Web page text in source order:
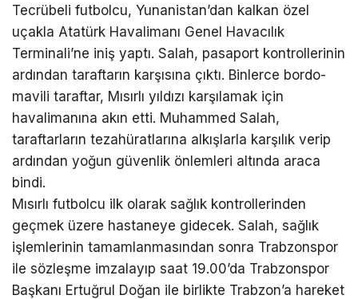
Tecrübeli futbolcu, Yunanistan’dan kalkan özel
uçakla Atatürk Havalimanı Genel Havacılık
Terminali’ne iniş yaptı. Salah, pasaport kontrollerinin
ardından taraftarın karşısına çıktı. Binlerce bordo-
mavili taraftar, Mısırlı yıldızı karşılamak için
havalimanına akın etti. Muhammed Salah,
taraftarların tezahüratlarına alkışlarla karşılık verip
ardından yoğun güvenlik önlemleri altında araca
bindi.
Mısırlı futbolcu ilk olarak sağlık kontrollerinden
geçmek üzere hastaneye gidecek. Salah, sağlık
işlemlerinin tamamlanmasından sonra Trabzonspor
ile sözleşme imzalayıp saat 19.00’da Trabzonspor
Başkanı Ertuğrul Doğan ile birlikte Trabzon’a hareket